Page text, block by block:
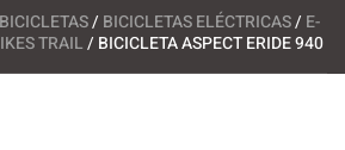
BICICLETAS/ BICICLETAS ELÉCTRICAS/ E-
TRAIL/ BICICLETA ASPECT ERIDE 940